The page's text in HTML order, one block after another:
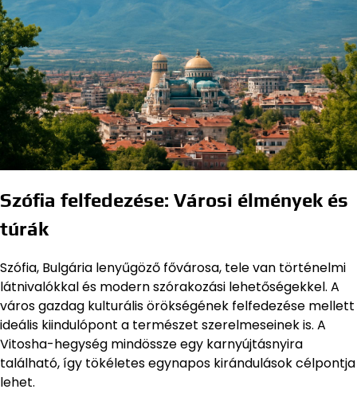
Szófia felfedezése: Városi élmények és
túrák
Szófia, Bulgária lenyűgöző fővárosa, tele van történelmi
látnivalókkal és modern szórakozási lehetőségekkel. A
város gazdag kulturális örökségének felfedezése mellett
ideális kiindulópont a természet szerelmeseinek is. A
Vitosha-hegység mindössze egy karnyújtásnyira
található, így tökéletes egynapos kirándulások célpontja
lehet.